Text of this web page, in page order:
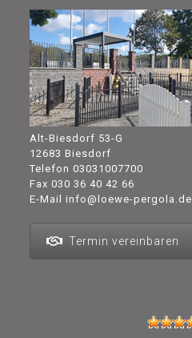
Alt-Biesdorf 53-G
12683 Biesdorf
Telefon 03031007700
Fax 030 36 40 42 66
E-Mail info@loewe-pergola.de
Termin vereinbaren